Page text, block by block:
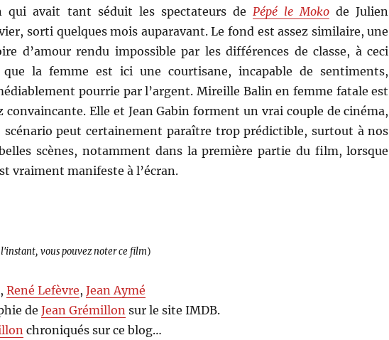
qui avait tant séduit les spectateurs dePépé le Moko de Julien
sorti quelques mois auparavant. Le fond est assez similaire, une
d’amour rendu impossible par les différences de classe, à ceci
que la femme est ici une courtisane, incapable de sentiments,
pourrie par l’argent. Mireille Balin en femme fatale est
convaincante. Elle et Jean Gabin forment un vrai couple de cinéma,
scénario peut certainement paraître trop prédictible, surtout à nos
scènes, notamment dans la première partie du film, lorsque
vraiment manifeste à l’écran.
vous pouvez noter ce film)
,René Lefèvre,Jean Aymé
deJean Grémillon sur le site IMDB.
chroniqués sur ce blog…